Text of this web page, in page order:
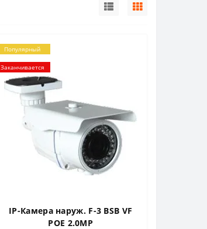
Популярный
Заканчивается
IP-Камера наруж. F-3 BSB VF
POE 2.0MP